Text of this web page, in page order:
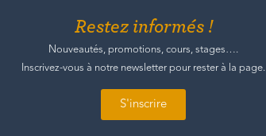
Restez informés !
Nouveautés, promotions, cours, stages….
Inscrivez-vous à notre newsletter pour rester à la page.
S'inscrire